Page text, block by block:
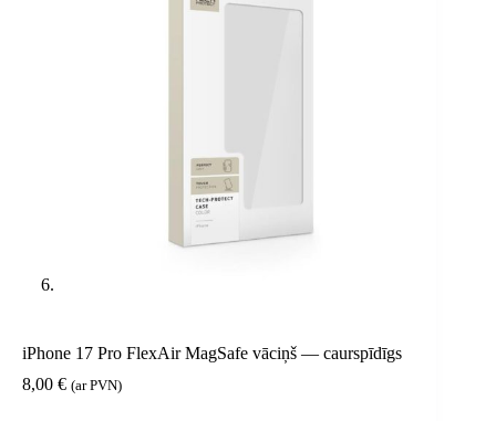
iPhone 17 Pro FlexAir MagSafe vāciņš — caurspīdīgs
8,00 € (ar PVN)